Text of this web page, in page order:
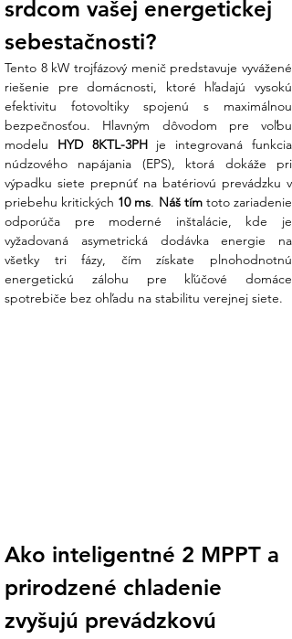
S podporou nášho tímu v Ensun premeníte
Kľúčové výhody a funkcie systému:
Výkonná 3-fázová záloha (EPS):V
prípade výpadku verejnej siete sa menič
automaticky prepne do záložného
režimu, v ktorom dokáže napájať vaše
trojfázové spotrebiče výkonom až 8 kW.
Vaša domácnosť tak ostane plne
funkčná aj počas blackoutu.
Vysoký DC vstup až 12 000 Wp:
Na
tento 8 kW menič môžete pripojiť solárne
Kompletná ochrana s SPD typu II:
ochrany na jednosmernej (DC) aj
striedavej (AC) strane, čím chráni
elektroniku meniča aj vašu domácu sieť
srdcom vašej energetickej
sebestačnosti?
Tento 8 kW trojfázový menič predstavuje vyvážené
riešenie pre domácnosti, ktoré hľadajú vysokú
efektivitu fotovoltiky spojenú s maximálnou
bezpečnosťou. Hlavným dôvodom pre voľbu
modelu HYD 8KTL-3PH je integrovaná funkcia
núdzového napájania (EPS), ktorá dokáže pri
výpadku siete prepnúť na batériovú prevádzku v
priebehu kritických 10 ms. Náš tím toto zariadenie
odporúča pre moderné inštalácie, kde je
vyžadovaná asymetrická dodávka energie na
všetky tri fázy, čím získate plnohodnotnú
energetickú zálohu pre kľúčové domáce
spotrebiče bez ohľadu na stabilitu verejnej siete.
Ako inteligentné 2 MPPT a
prirodzené chladenie
zvyšujú prevádzkovú